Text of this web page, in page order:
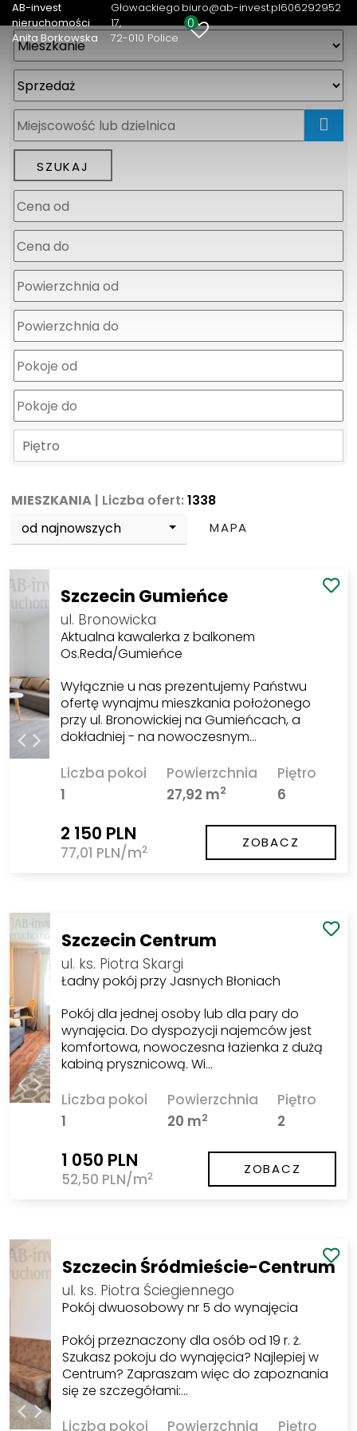
AB-invest
nieruchomości
Anita Borkowska
Głowackiego
17
72-010 Police
biuro@ab-invest.pl606292952
0
Piętro
MIESZKANIA | Liczba ofert:1338
od najnowszych
MAPA
Szczecin Gumieńce
ul. Bronowicka
Aktualna kawalerka z balkonem
Os.Reda/Gumieńce
Wyłącznie u nas prezentujemy Państwu
ofertę wynajmu mieszkania położonego
przy ul. Bronowickiej na Gumieńcach, a
dokładniej - na nowoczesnym…
Liczba pokoi
1
Powierzchnia
27,92 m2
Piętro
6
2 150 PLN
77,01 PLN/m2 ZOBACZ
Szczecin Centrum
ul. ks. Piotra Skargi
Ładny pokój przy Jasnych Błoniach
Pokój dla jednej osoby lub dla pary do
wynajęcia. Do dyspozycji najemców jest
komfortowa, nowoczesna łazienka z dużą
kabiną prysznicową. Wi…
Liczba pokoi
1
Powierzchnia
20 m2
Piętro
2
1 050 PLN
52,50 PLN/m2 ZOBACZ
Szczecin Śródmieście-Centrum
ul. ks. Piotra Ściegiennego
Pokój dwuosobowy nr 5 do wynajęcia
Pokój przeznaczony dla osób od 19 r. ż.
Szukasz pokoju do wynajęcia? Najlepiej w
Centrum? Zapraszam więc do zapoznania
się ze szczegółami:…
Liczba pokoi Powierzchnia Piętro